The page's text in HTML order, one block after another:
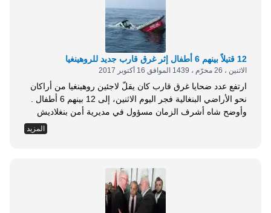
12 قتيلاً بينهم 6 أطفال إثر غرق قارب جديد للروهينغيا
الاثنين ، 26 محرّم ، 1439 الموافق 16 أكتوبر 2017
ارتفع عدد ضحايا غرق قارب كان يقلّ لاجئين روهينغيا من أراكان
وأوضح شاه أشرف الزمان مسؤول في مديرية أمن بنغلاديش
في تصريح صحفي، أنّ القارب كان محمّلاً أكثر من طاقته، الأمر
الذي أدّى إلى غرقه قبالة خليج البنغال . وأضاف أشرف الزمان،
المزيد